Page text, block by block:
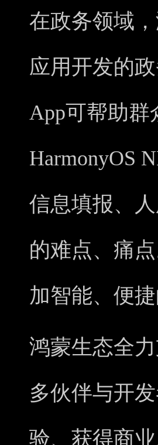
在政务领域
应用开发的
App可帮助
HarmonyOS
信息填报、
的难点、痛
加智能、便
鸿蒙生态全
多伙伴与开
验、获得商